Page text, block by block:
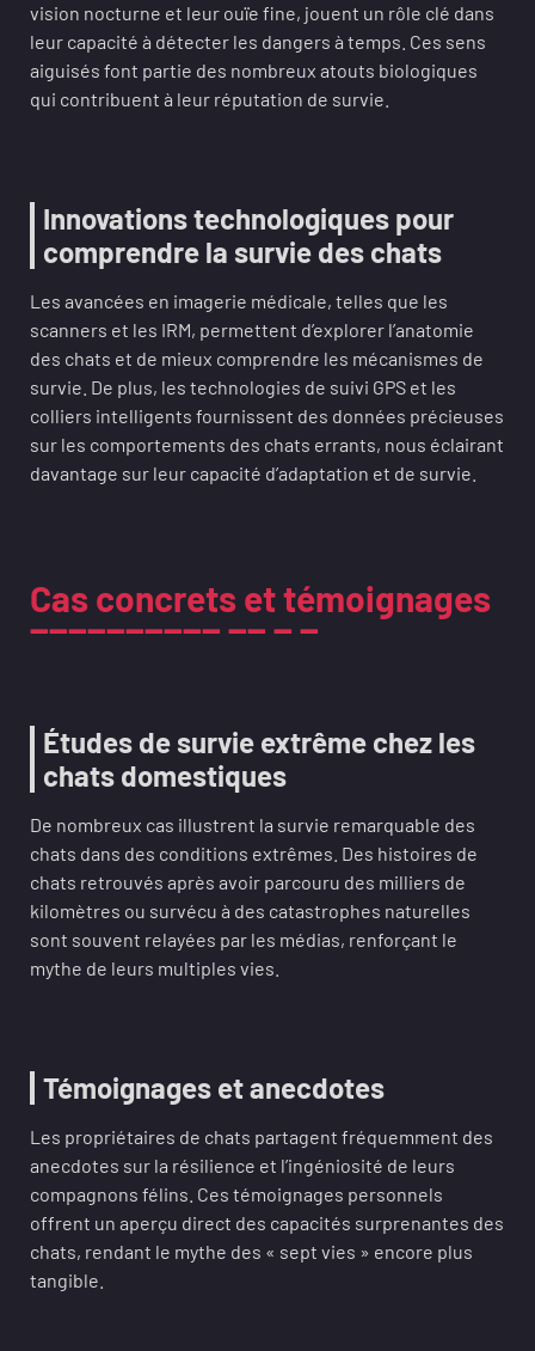
vision nocturne et leur ouïe fine, jouent un rôle clé dans
leur capacité à détecter les dangers à temps. Ces sens
aiguisés font partie des nombreux atouts biologiques
qui contribuent à leur réputation de survie.
Innovations technologiques pour
comprendre la survie des chats
Les avancées en imagerie médicale, telles que les
scanners et les IRM, permettent d’explorer l’anatomie
des chats et de mieux comprendre les mécanismes de
survie. De plus, les technologies de suivi GPS et les
colliers intelligents fournissent des données précieuses
sur les comportements des chats errants, nous éclairant
davantage sur leur capacité d’adaptation et de survie.
Cas concrets et témoignages
Études de survie extrême chez les
chats domestiques
De nombreux cas illustrent la survie remarquable des
chats dans des conditions extrêmes. Des histoires de
chats retrouvés après avoir parcouru des milliers de
kilomètres ou survécu à des catastrophes naturelles
sont souvent relayées par les médias, renforçant le
mythe de leurs multiples vies.
Témoignages et anecdotes
Les propriétaires de chats partagent fréquemment des
anecdotes sur la résilience et l’ingéniosité de leurs
compagnons félins. Ces témoignages personnels
offrent un aperçu direct des capacités surprenantes des
chats, rendant le mythe des « sept vies » encore plus
tangible.